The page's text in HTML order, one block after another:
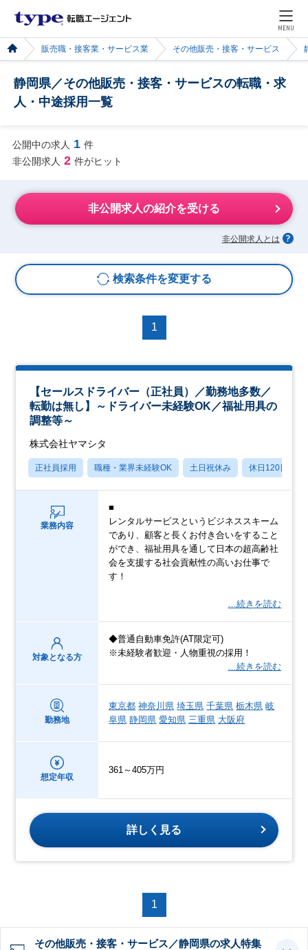
MENU
販売職・接客業・サービス業 その他販売・接客・サービス
静岡県／その他販売・接客・サービスの転職・求
人・中途採用一覧
公開中の求人 1 件
非公開求人 2 件がヒット
非公開求人の紹介を受ける
非公開求人とは
検索条件を変更する
1
【セールスドライバー（正社員）／勤務地多数／
転勤は無し】～ドライバー未経験OK／福祉用具の
調整等～
株式会社ヤマシタ
正社員採用 職種・業界未経験OK 土日祝休み 休日120日以上
業務内容
■
レンタルサービスというビジネススキーム
であり、顧客と長くお付き合いをすること
ができ、福祉用具を通して日本の超高齢社
会を支援する社会貢献性の高いお仕事で
す！
…続きを読む
対象となる方
◆普通自動車免許(AT限定可)
※未経験者歓迎・人物重視の採用！
…続きを読む
勤務地
東京都 神奈川県 埼玉県 千葉県 栃木県 岐
阜県 静岡県 愛知県 三重県 大阪府
想定年収
361～405万円
詳しく見る
1
その他販売・接客・サービス／静岡県の求人特集